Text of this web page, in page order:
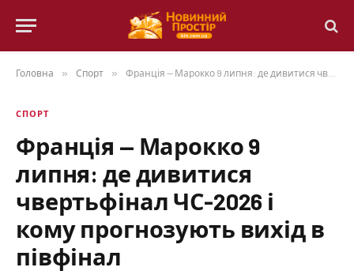
Головна » Спорт » Франція — Марокко 9 липня: де дивитися чвертьфінал ЧС-2026 і кому прогнозують вихід в півфінал
СПОРТ
Франція — Марокко 9
липня: де дивитися
чвертьфінал ЧС-2026 і
кому прогнозують вихід в
півфінал